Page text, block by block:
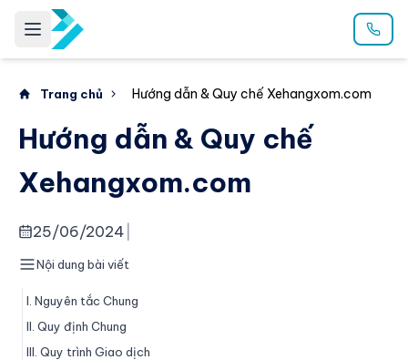
Trang chủ Hướng dẫn & Quy chế Xehangxom.com
Hướng dẫn & Quy chế
Xehangxom.com
25/06/2024
Nội dung bài viết
I. Nguyên tắc Chung
II. Quy định Chung
III. Quy trình Giao dịch